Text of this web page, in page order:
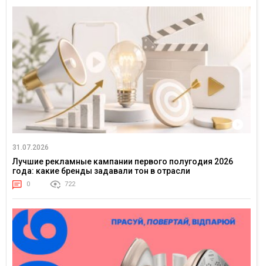
31.07.2026
Лучшие рекламные кампании первого полугодия 2026
года: какие бренды задавали тон в отрасли
0 722